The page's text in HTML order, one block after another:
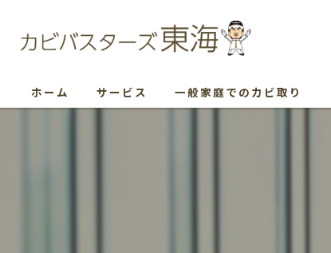
ホーム サービス 一般家庭でのカビ取り